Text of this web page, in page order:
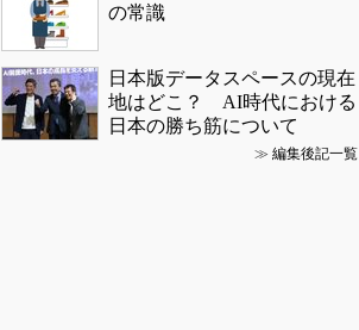
の常識
日本版データスペースの現在
地はどこ？ AI時代における
日本の勝ち筋について
≫ 編集後記一覧